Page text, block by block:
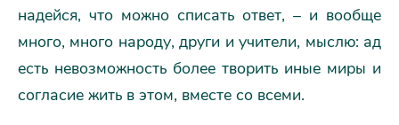
надейся, что можно списать ответ, – и вообще
много, много народу, други и учители, мыслю: ад
есть невозможность более творить иные миры и
согласие жить в этом, вместе со всеми.